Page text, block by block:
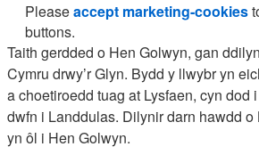
Pleaseaccept marketing-cookies
buttons.
Taith gerdded o Hen Golwyn, gan
Cymru drwy’r Glyn. Bydd y llwybr yn
a choetiroedd tuag at Lysfaen, cyn dod
dwfn i Landdulas. Dilynir darn hawdd o
yn ôl i Hen Golwyn.